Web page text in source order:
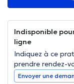
Indisponible
ligne
Indiquez à ce
prendre rendez-
Envoyer une